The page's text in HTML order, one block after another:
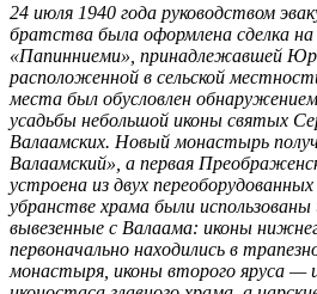
24 июля 1940 года руководством
братства была оформлена сделка на
«Папинниеми», принадлежавшей
расположенной в сельской
места был обусловлен
усадьбы небольшой иконы святых
Валаамских. Новый монастырь
Валаамский», а первая
устроена из двух
убранстве храма были использованы
вывезенные с Валаама: иконы
первоначально находились в
монастыря, иконы второго яруса —